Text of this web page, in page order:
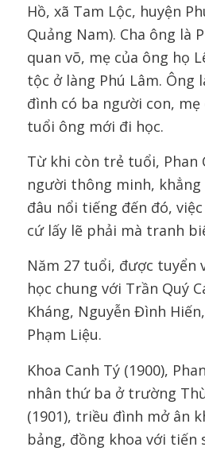
Hồ, xã Tam Lộc, huyện
Quảng Nam). Cha ông là
quan võ, mẹ của ông họ
tộc ở làng Phú Lâm. Ông
đình có ba người con,
tuổi ông mới đi học.
Từ khi còn trẻ tuổi, Phan
người thông minh,
đâu nổi tiếng đến đó,
cứ lấy lẽ phải mà tranh
Năm 27 tuổi, được tuyển
học chung với Trần Quý
Kháng, Nguyễn Đình
Phạm Liệu.
Khoa Canh Tý (1900),
nhân thứ ba ở trường
(1901), triều đình mở ân
bảng, đồng khoa với tiến